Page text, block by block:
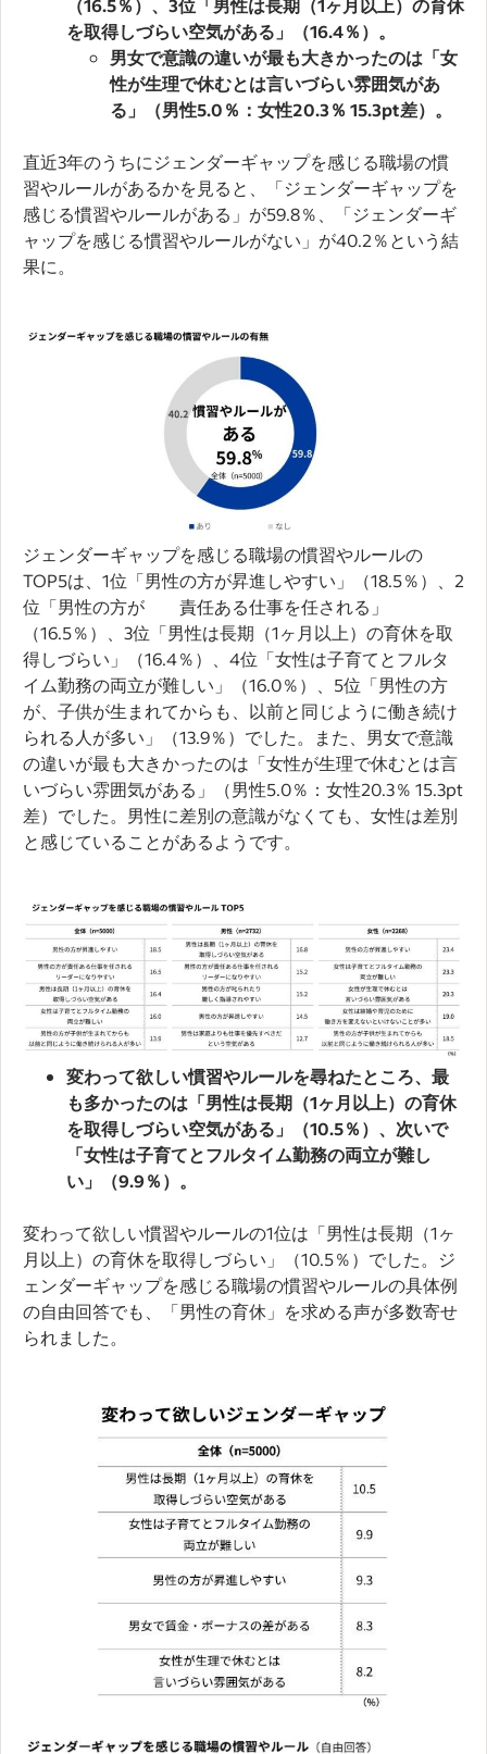
（16.5％）、3位「男性は長期（1ヶ月以上）の育休
を取得しづらい空気がある」（16.4％）。
男女で意識の違いが最も大きかったのは「女
性が生理で休むとは言いづらい雰囲気があ
る」（男性5.0％：女性20.3％ 15.3pt差）。
直近3年のうちにジェンダーギャップを感じる職場の慣
習やルールがあるかを見ると、「ジェンダーギャップを
感じる慣習やルールがある」が59.8％、「ジェンダーギ
ャップを感じる慣習やルールがない」が40.2％という結
果に。
ジェンダーギャップを感じる職場の慣習やルールの
TOP5は、1位「男性の方が昇進しやすい」（18.5％）、2
位「男性の方が 責任ある仕事を任される」
（16.5％）、3位「男性は長期（1ヶ月以上）の育休を取
得しづらい」（16.4％）、4位「女性は子育てとフルタ
イム勤務の両立が難しい」（16.0％）、5位「男性の方
が、子供が生まれてからも、以前と同じように働き続け
られる人が多い」（13.9％）でした。また、男女で意識
の違いが最も大きかったのは「女性が生理で休むとは言
いづらい雰囲気がある」（男性5.0％：女性20.3％ 15.3pt
差）でした。男性に差別の意識がなくても、女性は差別
と感じていることがあるようです。
変わって欲しい慣習やルールを尋ねたところ、最
も多かったのは「男性は長期（1ヶ月以上）の育休
を取得しづらい空気がある」（10.5％）、次いで
「女性は子育てとフルタイム勤務の両立が難し
い」（9.9％）。
変わって欲しい慣習やルールの1位は「男性は長期（1ヶ
月以上）の育休を取得しづらい」（10.5％）でした。ジ
ェンダーギャップを感じる職場の慣習やルールの具体例
の自由回答でも、「男性の育休」を求める声が多数寄せ
られました。